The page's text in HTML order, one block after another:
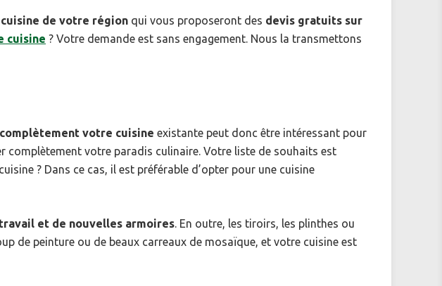
de votre région qui vous proposeront des devis gratuits sur
cuisine ? Votre demande est sans engagement. Nous la transmettons
votre cuisine existante peut donc être intéressant pour
complètement votre paradis culinaire. Votre liste de souhaits est
? Dans ce cas, il est préférable d’opter pour une cuisine
et de nouvelles armoires. En outre, les tiroirs, les plinthes ou
de peinture ou de beaux carreaux de mosaïque, et votre cuisine est